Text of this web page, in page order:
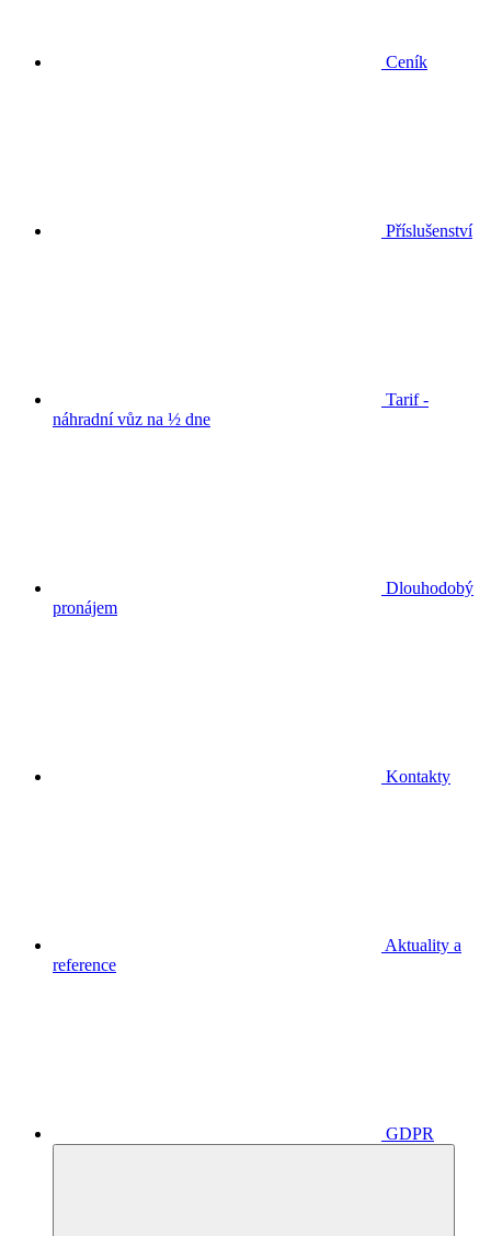
Ceník
Příslušenství
Tarif -
náhradní vůz na ½ dne
Dlouhodobý
pronájem
Kontakty
Aktuality a
reference
GDPR